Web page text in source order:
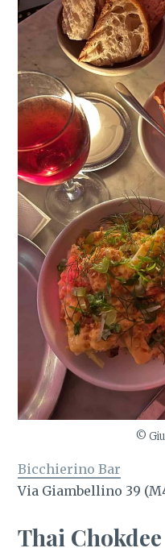
©
Bicchierino Bar
Via Giambellino 39
Thai